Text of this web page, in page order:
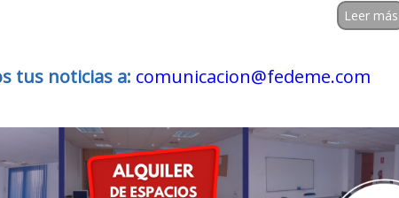
Leer más
tus noticias a: comunicacion@fedeme.com